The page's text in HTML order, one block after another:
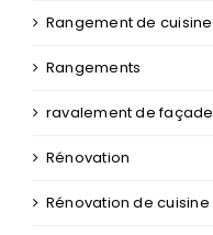
Rangement de cuisine
Rangements
ravalement de façade
Rénovation
Rénovation de cuisine